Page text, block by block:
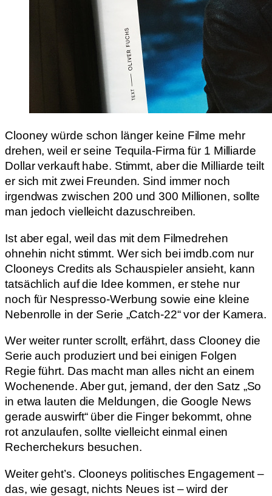
Clooney würde schon länger keine Filme mehr
drehen, weil er seine Tequila-Firma für 1 Milliarde
Dollar verkauft habe. Stimmt, aber die Milliarde teilt
er sich mit zwei Freunden. Sind immer noch
irgendwas zwischen 200 und 300 Millionen, sollte
man jedoch vielleicht dazuschreiben.
Ist aber egal, weil das mit dem Filmedrehen
ohnehin nicht stimmt. Wer sich bei imdb.com nur
Clooneys Credits als Schauspieler ansieht, kann
tatsächlich auf die Idee kommen, er stehe nur
noch für Nespresso-Werbung sowie eine kleine
Nebenrolle in der Serie „Catch-22“ vor der Kamera.
Wer weiter runter scrollt, erfährt, dass Clooney die
Serie auch produziert und bei einigen Folgen
Regie führt. Das macht man alles nicht an einem
Wochenende. Aber gut, jemand, der den Satz „So
in etwa lauten die Meldungen, die Google News
gerade auswirft“ über die Finger bekommt, ohne
rot anzulaufen, sollte vielleicht einmal einen
Recherchekurs besuchen.
Weiter geht’s. Clooneys politisches Engagement –
das, wie gesagt, nichts Neues ist – wird der